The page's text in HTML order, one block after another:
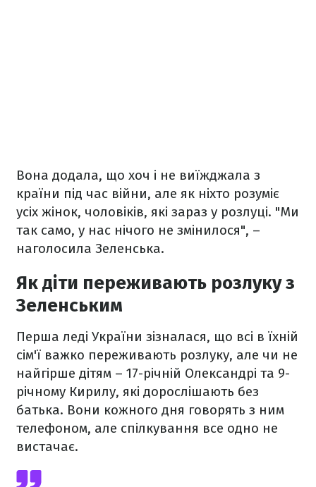
Вона додала, що хоч і не виїжджала з
країни під час війни, але як ніхто розуміє
усіх жінок, чоловіків, які зараз у розлуці. "Ми
так само, у нас нічого не змінилося", –
наголосила Зеленська.
Як діти переживають розлуку з
Зеленським
Перша леді України зізналася, що всі в їхній
сім'ї важко переживають розлуку, але чи не
найгірше дітям – 17-річній Олександрі та 9-
річному Кирилу, які дорослішають без
батька. Вони кожного дня говорять з ним
телефоном, але спілкування все одно не
вистачає.